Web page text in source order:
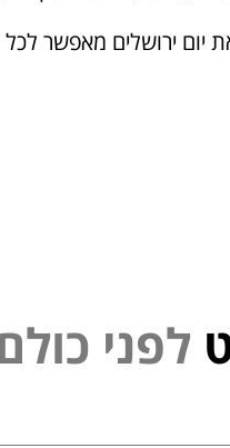
יום ירושלים מאפשר לכל